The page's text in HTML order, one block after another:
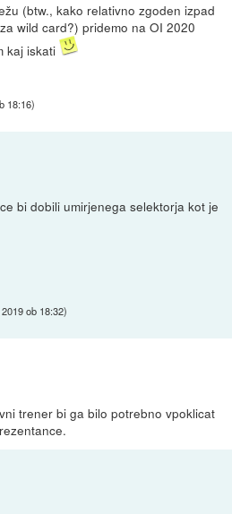
(btw., kako relativno zgoden izpad
wild card?) pridemo na OI 2020
kaj iskati
18:16)
bi dobili umirjenega selektorja kot je
ob 18:32)
trener bi ga bilo potrebno vpoklicat